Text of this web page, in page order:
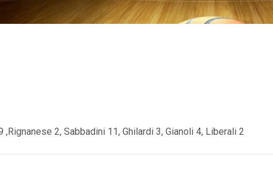
2, Sabbadini 11, Ghilardi 3, Gianoli 4, Liberali 2